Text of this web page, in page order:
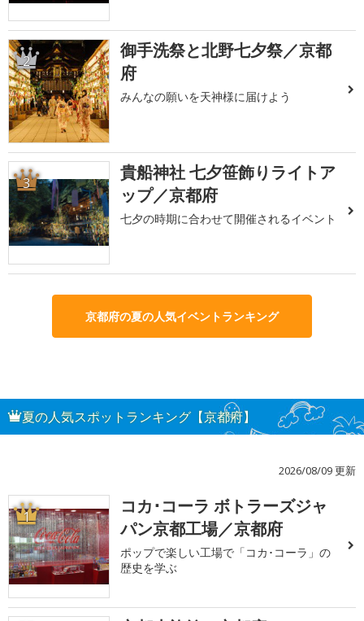
2
御手洗祭と北野七夕祭／京都
府
みんなの願いを天神様に届けよう
3
貴船神社 七夕笹飾りライトア
ップ／京都府
七夕の時期に合わせて開催されるイベント
京都府の夏の人気イベントランキング
夏の人気スポットランキング【京都府】
2026/08/09 更新
1
コカ･コーラ ボトラーズジャ
パン京都工場／京都府
ポップで楽しい工場で「コカ･コーラ」の
歴史を学ぶ